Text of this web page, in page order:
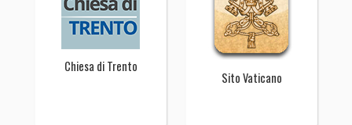
Chiesa di Trento
Sito Vaticano